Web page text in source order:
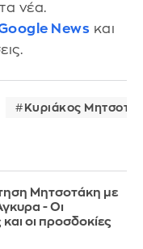
νέα.
News και
Κυριάκος
Μητσοτάκη με
- Οι
και οι προσδοκίες